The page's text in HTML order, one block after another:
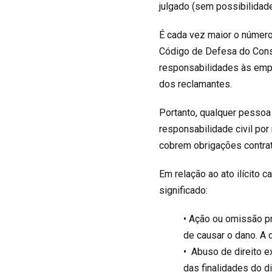
julgado (sem
É cada vez maior o
Código de Defesa do
responsabilidades às
dos reclamantes.
Portanto, qualquer
responsabilidade civil
cobrem obrigações
Em relação ao ato ilícito
significado:
• Ação ou omissão
de causar o dano. A
• Abuso de direito
das finalidades do